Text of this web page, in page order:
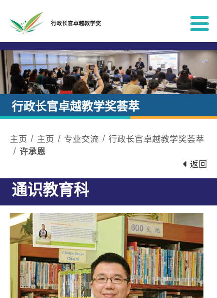
行政长官卓越教学奖荟萃
主页 主页 专业交流
行政长官卓越教学奖荟萃
许承恩
返回
通识教育科